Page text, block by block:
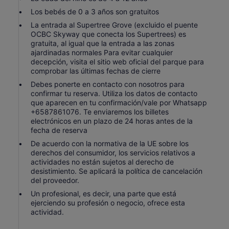
Los bebés de 0 a 3 años son gratuitos
La entrada al Supertree Grove (excluido el puente
OCBC Skyway que conecta los Supertrees) es
gratuita, al igual que la entrada a las zonas
ajardinadas normales Para evitar cualquier
decepción, visita el sitio web oficial del parque para
comprobar las últimas fechas de cierre
Debes ponerte en contacto con nosotros para
confirmar tu reserva. Utiliza los datos de contacto
que aparecen en tu confirmación/vale por Whatsapp
+6587861076. Te enviaremos los billetes
electrónicos en un plazo de 24 horas antes de la
fecha de reserva
De acuerdo con la normativa de la UE sobre los
derechos del consumidor, los servicios relativos a
actividades no están sujetos al derecho de
desistimiento. Se aplicará la política de cancelación
del proveedor.
Un profesional, es decir, una parte que está
ejerciendo su profesión o negocio, ofrece esta
actividad.